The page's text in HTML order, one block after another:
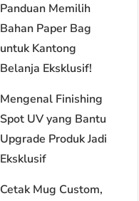
Panduan Memilih
Bahan Paper Bag
untuk Kantong
Belanja Eksklusif!
Mengenal Finishing
Spot UV yang Bantu
Upgrade Produk Jadi
Eksklusif
Cetak Mug Custom,